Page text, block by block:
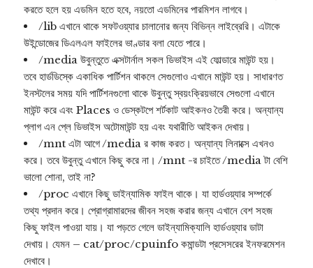
করতে হলে হয় এডমিন হতে হবে, নয়তো এডমিনের পারমিশন লাগবে।
/lib এখানে থাকে সফটওয়্যার চালানোর জন্য বিভিন্ন লাইব্রেরি। এটাকে
উইন্ডোজের ডিএলএল ফাইলের ভাণ্ডার বলা যেতে পারে।
/media উবুন্তুতে এক্সটার্নাল সকল ডিভাইস এই ফোল্ডারে মাউন্ট হয়।
তবে হার্ডডিস্কে একাধিক পার্টিশন থাকলে সেগুলোও এখানে মাউন্ট হয়। সাধারণত
ইনস্টলের সময় যদি পার্টিশনগুলো থাকে উবুন্তু স্বয়ংক্রিয়ভাবে সেগুলো এখানে
মাউন্ট করে এবং Places ও ডেস্কটপে শর্টকাট আইকনও তৈরী করে। অন্যান্য
প্লাগ এন প্লে ডিভাইস অটোমাউন্ট হয় এবং যথারীতি আইকন দেখায়।
/mnt এটা আগে /media র কাজ করত। অন্যান্য লিনাক্সে এখনও
করে। তবে উবুন্তু এখানে কিছু করে না। /mnt -র চাইতে /media টা বেশি
ভালো শোনা, তাই না?
/proc এখানে কিছু ডাইন্যামিক ফাইল থাকে। যা হার্ডওয়্যার সম্পর্কে
তথ্য প্রদান করে। প্রোগ্রামারদের জীবন সহজ করার জন্য এখানে বেশ সহজ
কিছু ফাইল পাওয়া যায়। যা পড়তে গেলে ডাইন্যামিক্যালি হার্ডওয়্যার ডাটা
দেখায়। যেমন – cat/proc/cpuinfo কমান্ডটা প্রসেসরের ইনফরমেশন
দেখাবে।